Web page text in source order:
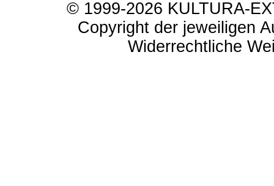
© 1999-2026 KULTURA-
Copyright der jeweiligen
Widerrechtliche